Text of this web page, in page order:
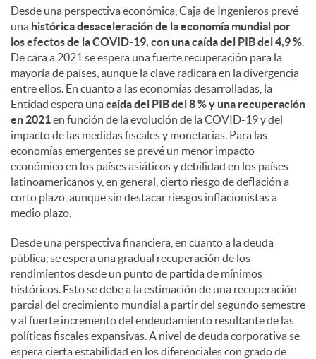
Desde una perspectiva económica, Caja de Ingenieros prevé
una histórica desaceleración de la economía mundial por
los efectos de la COVID-19, con una caída del PIB del 4,9 %.
De cara a 2021 se espera una fuerte recuperación para la
mayoría de países, aunque la clave radicará en la divergencia
entre ellos. En cuanto a las economías desarrolladas, la
Entidad espera unacaída del PIB del 8 % y una recuperación
en 2021en función de la evolución de la COVID-19 y del
impacto de las medidas fiscales y monetarias. Para las
economías emergentes se prevé un menor impacto
económico en los países asiáticos y debilidad en los países
latinoamericanos y, en general, cierto riesgo de deflación a
corto plazo, aunque sin destacar riesgos inflacionistas a
medio plazo.
Desde una perspectiva financiera, en cuanto a la deuda
pública, se espera una gradual recuperación de los
rendimientos desde un punto de partida de mínimos
históricos. Esto se debe a la estimación de una recuperación
parcial del crecimiento mundial a partir del segundo semestre
y al fuerte incremento del endeudamiento resultante de las
políticas fiscales expansivas. A nivel de deuda corporativa se
espera cierta estabilidad en los diferenciales con grado de